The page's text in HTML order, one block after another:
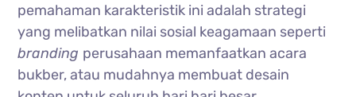
pemahaman karakteristik ini adalah strategi
yang melibatkan nilai sosial keagamaan seperti
branding perusahaan memanfaatkan acara
bukber, atau mudahnya membuat desain